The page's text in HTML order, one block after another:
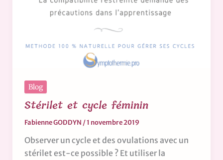
Blog
Stérilet et cycle féminin
Fabienne GODDYN /1 novembre 2019
Observer un cycle et des ovulations avec un
stérilet est-ce possible ? Et utiliser la